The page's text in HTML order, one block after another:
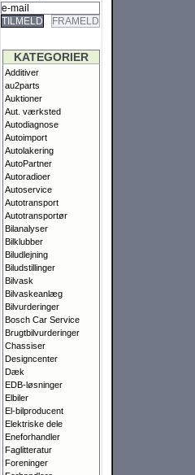
TILMELD FRAMELD
KATEGORIER
Additiver
au2parts
Auktioner
Aut. værksted
Autodiagnose
Autoimport
Autolakering
AutoPartner
Autoradioer
Autoservice
Autotransport
Autotransportør
Bilanalyser
Bilklubber
Biludlejning
Biludstillinger
Bilvask
Bilvaskeanlæg
Bilvurderinger
Bosch Car Service
Brugtbilvurderinger
Chassiser
Designcenter
Dæk
EDB-løsninger
Elbiler
El-bilproducent
Elektriske dele
Eneforhandler
Faglitteratur
Foreninger